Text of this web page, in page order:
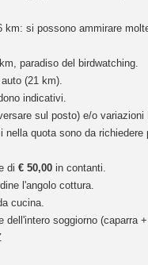
km: si possono ammirare
paradiso del birdwatching.
(21 km).
indicativi.
sul posto) e/o variazioni
quota sono da
di € 50,00 in contanti.
l'angolo cottura.
cucina.
soggiorno (caparra